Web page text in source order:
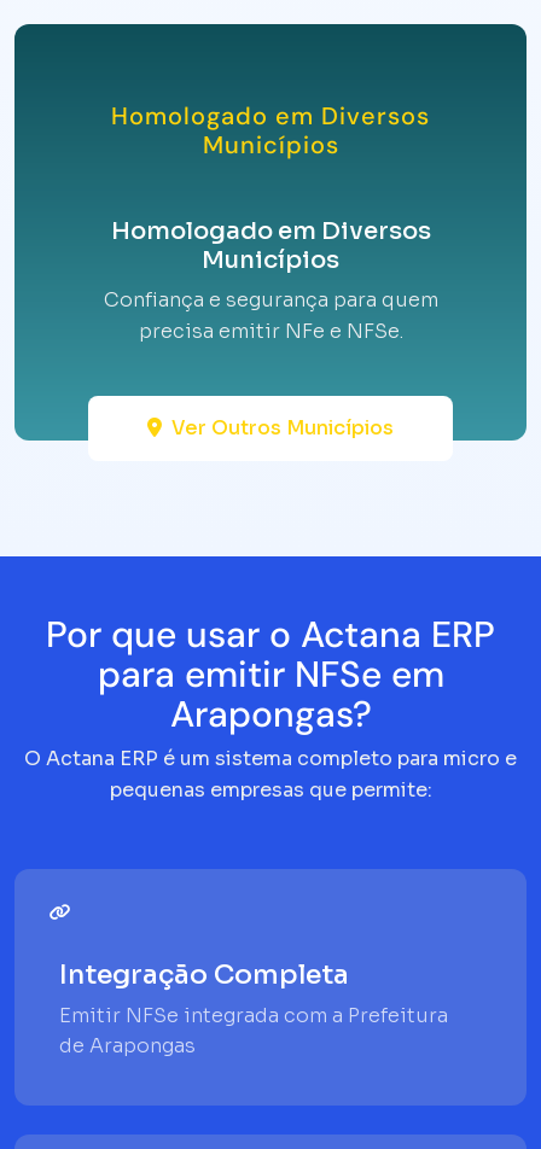
Homologado em Diversos
Municípios
Homologado em Diversos
Municípios
Confiança e segurança para quem
precisa emitir NFe e NFSe.
Ver Outros Municípios
Por que usar o Actana ERP
para emitir NFSe em
Arapongas?
O Actana ERP é um sistema completo para micro e
pequenas empresas que permite:
Integração Completa
Emitir NFSe integrada com a Prefeitura
de Arapongas